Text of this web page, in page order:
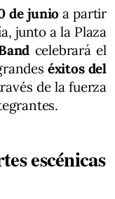
de junio a partir
junto a la Plaza
celebrará el
éxitos del
de la fuerza
escénicas